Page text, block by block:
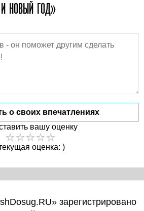
НОВЫЙ ГОД»
о своих впечатлениях
вашу оценку
оценка: )
зарегистрировано